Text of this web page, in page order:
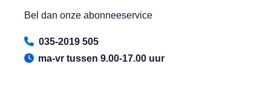
Bel dan onze abonneeservice
035-2019 505
ma-vr tussen 9.00-17.00 uur